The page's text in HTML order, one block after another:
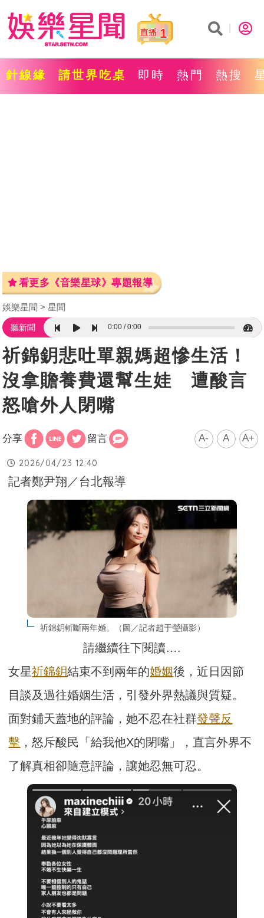
1
針線緣 請世界吃桌 即時 熱門 熱搜
看更多《音樂星球》專題報導
娛樂星聞 星聞
聽新聞 0:00 0:00
祈錦鈅悲吐單親媽超慘生活！
沒拿贍養費還幫生娃 遭酸言
怒嗆外人閉嘴
分享 留言 A- A A+
2026/04/23 12:40
記者鄭尹翔／台北報導
祈錦鈅斬斷兩年婚。（圖／記者趙于瑩攝影）
請繼續往下閱讀….
女星祈錦鈅結束不到兩年的婚姻後，近日因節
目談及過往婚姻生活，引發外界熱議與質疑。
面對鋪天蓋地的評論，她不忍在社群發聲反
擊 ，怒斥酸民「給我他X的閉嘴」，直言外界不
了解真相卻隨意評論，讓她忍無可忍。